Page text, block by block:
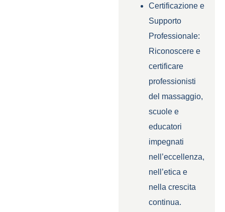
Certificazione e
Supporto
Professionale:
Riconoscere e
certificare
professionisti
del massaggio,
scuole e
educatori
impegnati
nell’eccellenza,
nell’etica e
nella crescita
continua.